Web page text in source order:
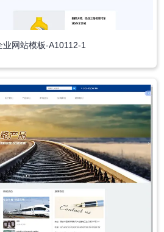
业网站模板-A10112-1